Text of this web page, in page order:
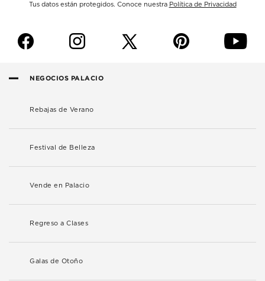
Tus datos están protegidos. Conoce nuestra Política de Privacidad
f i p y
NEGOCIOS PALACIO
Rebajas de Verano
Festival de Belleza
Vende en Palacio
Regreso a Clases
Galas de Otoño